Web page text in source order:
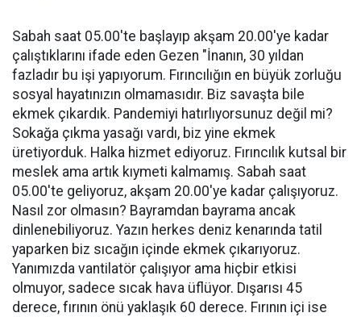
Sabah saat 05.00'te başlayıp akşam 20.00'ye kadar
çalıştıklarını ifade eden Gezen "İnanın, 30 yıldan
fazladır bu işi yapıyorum. Fırıncılığın en büyük zorluğu
sosyal hayatınızın olmamasıdır. Biz savaşta bile
ekmek çıkardık. Pandemiyi hatırlıyorsunuz değil mi?
Sokağa çıkma yasağı vardı, biz yine ekmek
üretiyorduk. Halka hizmet ediyoruz. Fırıncılık kutsal bir
meslek ama artık kıymeti kalmamış. Sabah saat
05.00'te geliyoruz, akşam 20.00'ye kadar çalışıyoruz.
Nasıl zor olmasın? Bayramdan bayrama ancak
dinlenebiliyoruz. Yazın herkes deniz kenarında tatil
yaparken biz sıcağın içinde ekmek çıkarıyoruz.
Yanımızda vantilatör çalışıyor ama hiçbir etkisi
olmuyor, sadece sıcak hava üflüyor. Dışarısı 45
derece, fırının önü yaklaşık 60 derece. Fırının içi ise